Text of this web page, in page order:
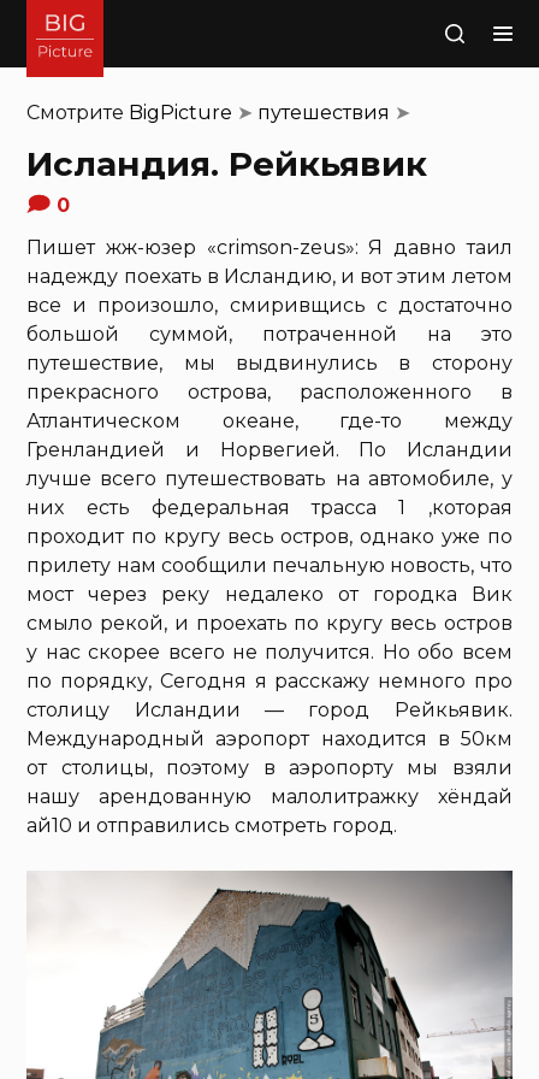
Поиск
Смотрите BigPicture ➤ путешествия ➤
Исландия. Рейкьявик
0
Пишет жж-юзер «crimson-zeus»: Я давно таил
надежду поехать в Исландию, и вот этим летом
все и произошло, смиривщись с достаточно
большой суммой, потраченной на это
путешествие, мы выдвинулись в сторону
прекрасного острова, расположенного в
Атлантическом океане, где-то между
Гренландией и Норвегией. По Исландии
лучше всего путешествовать на автомобиле, у
них есть федеральная трасса 1 ,которая
проходит по кругу весь остров, однако уже по
прилету нам сообщили печальную новость, что
мост через реку недалеко от городка Вик
смыло рекой, и проехать по кругу весь остров
у нас скорее всего не получится. Но обо всем
по порядку, Сегодня я расскажу немного про
столицу Исландии — город Рейкьявик.
Международный аэропорт находится в 50км
от столицы, поэтому в аэропорту мы взяли
нашу арендованную малолитражку хёндай
ай10 и отправились смотреть город.